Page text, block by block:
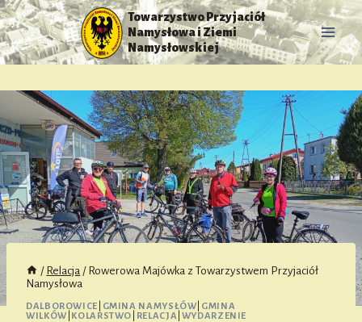
Przejdź
do
treści
Towarzystwo Przyjaciół
Namysłowa i Ziemi
Namysłowskiej
/ Relacja / Rowerowa Majówka z Towarzystwem Przyjaciół
Namysłowa
DALBOROWICE GMINA NAMYSŁÓW GMINA
WILKÓW KOLARSTWO RELACJA WYDARZENIE